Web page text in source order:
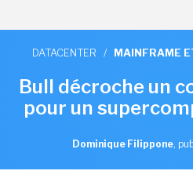
DATACENTER / MAINFRAME
Bull décroche un
pour un
Dominique Filippone,